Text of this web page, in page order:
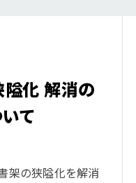
隘化 解消の
て
書架の狭隘化を解消